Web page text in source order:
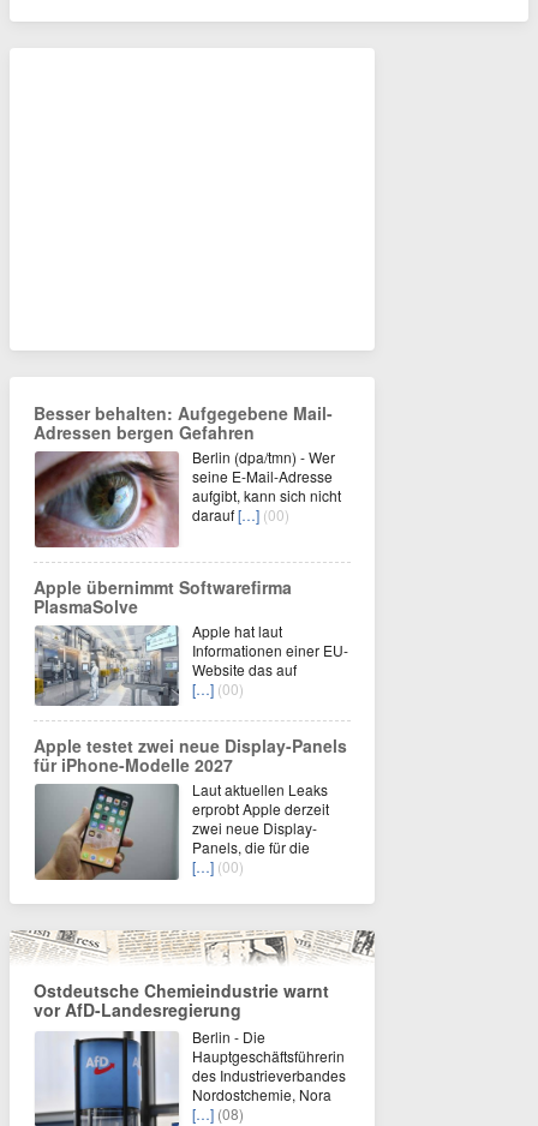
Besser behalten: Aufgegebene Mail-
Adressen bergen Gefahren
Berlin (dpa/tmn) - Wer
seine E-Mail-Adresse
aufgibt, kann sich nicht
darauf[…] (00)
Apple übernimmt Softwarefirma
PlasmaSolve
Apple hat laut
Informationen einer EU-
Website das auf
[…] (00)
Apple testet zwei neue Display-Panels
für iPhone-Modelle 2027
Laut aktuellen Leaks
erprobt Apple derzeit
zwei neue Display-
Panels, die für die
[…] (00)
Ostdeutsche Chemieindustrie warnt
vor AfD-Landesregierung
Berlin - Die
Hauptgeschäftsführerin
des Industrieverbandes
Nordostchemie, Nora
[…] (08)